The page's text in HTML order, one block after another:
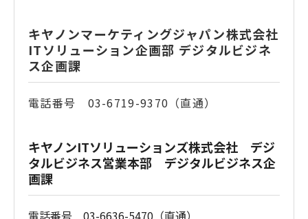
キヤノンマーケティングジャパン株式会社
ITソリューション企画部 デジタルビジネ
ス企画課
電話番号 03-6719-9370（直通）
キヤノンITソリューションズ株式会社 デジ
タルビジネス営業本部 デジタルビジネス企
画課
電話番号 03-6636-5470（直通）